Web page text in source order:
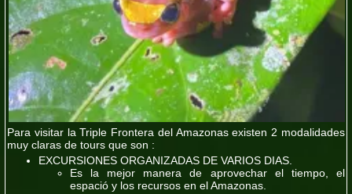
Para visitar laTriple Frontera del Amazonasexisten 2 modalidades
muy claras de tours que son :
EXCURSIONES ORGANIZADAS DE VARIOS DIAS.
Es la mejor manera de aprovechar el tiempo, el
espació y los recursos en el Amazonas.